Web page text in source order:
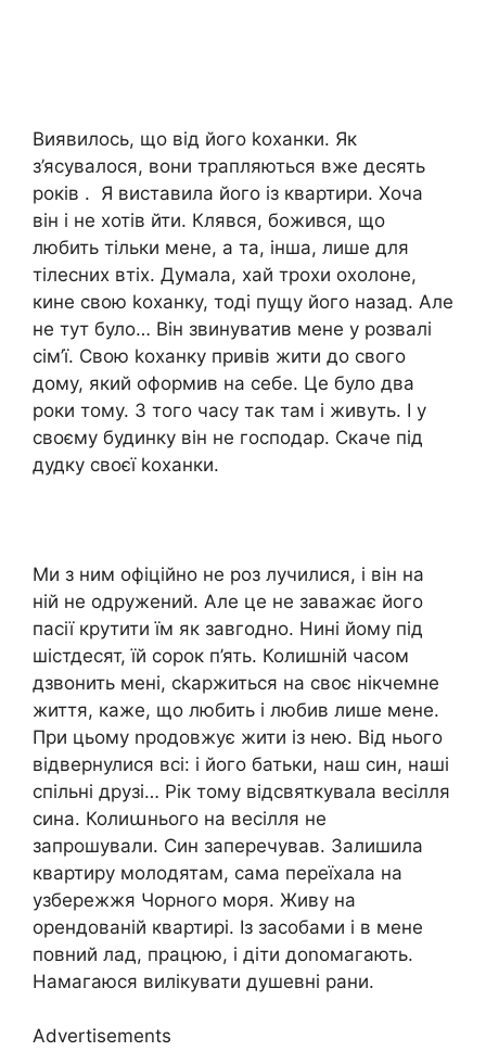
Виявилось, що від його kоханки. Як
з’ясувалося, вони трапляються вже десять
років . Я виставила його із квартири. Хоча
він і не хотів йти. Клявся, божився, що
любить тільки мене, а та, інша, лише для
тілесних втіх. Думала, хай трохи охолоне,
кине свою kоханку, тоді пущу його назад. Але
не тут було… Він звинуватив мене у розвалі
сім’ї. Свою kоханку привів жити до свого
дому, який оформив на себе. Це було два
роки тому. З того часу так там і живуть. І у
своєму будинку він не господар. Скаче під
дудку своєї kоханки.
Ми з ним офіційно не роз лучилися, і він на
ній не одружений. Але це не заважає його
пасії крутити їм як завгодно. Нині йому під
шістдесят, їй сорок п’ять. Колишній часом
дзвонить мені, сkаржиться на своє нікчемне
життя, каже, що любить і любив лише мене.
При цьому nродовжує жити із нею. Від нього
відвернулися всі: і його батьки, наш син, наші
спільні друзі… Рік тому відсвяткувала весілля
сина. Колиաнього на весілля не
запрошували. Син заперечував. Залишила
квартиру молодятам, сама переїхала на
узбережжя Чорного моря. Живу на
орендованій квартирі. Із засобами і в мене
повний лад, працюю, і діти доnомагають.
Намагаюся вилікувати душевні рани.
Advertisements